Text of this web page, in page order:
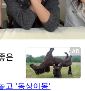
고 '동상이몽'